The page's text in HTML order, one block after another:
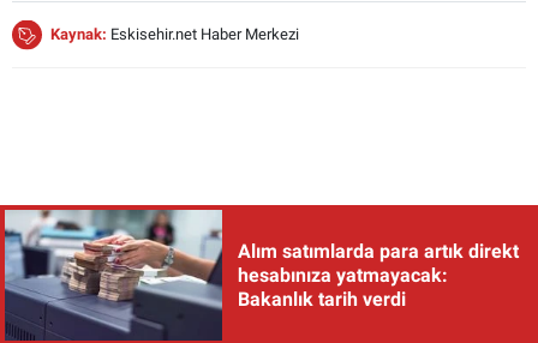
Kaynak: Eskisehir.net Haber Merkezi
Alım satımlarda para artık direkt
hesabınıza yatmayacak:
Bakanlık tarih verdi